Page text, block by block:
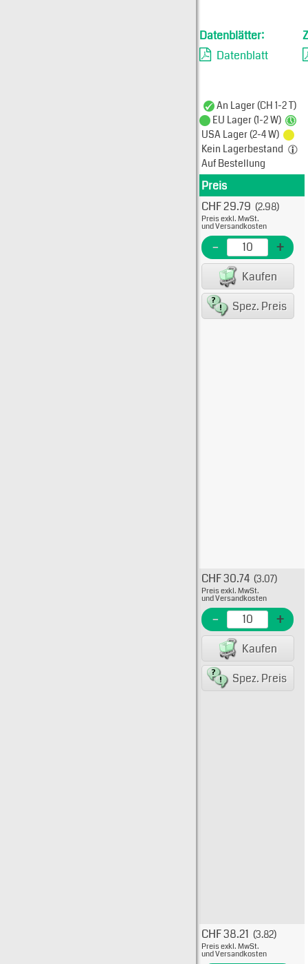
Datenblätter:
Datenblatt
An Lager (CH 1-2 T)
EU Lager (1-2 W)
USA Lager (2-4 W)
Kein Lagerbestand
Auf Bestellung
Produkt
Preis
Typ:
EME
CHF 29.79 (2.98)
Preis exkl. MwSt.
und Versandkosten
- +
Kaufen
Spez. Preis
EME
CHF 30.74 (3.07)
Preis exkl. MwSt.
und Versandkosten
- +
Kaufen
Spez. Preis
CHF 38.21 (3.82)
Preis exkl. MwSt.
und Versandkosten